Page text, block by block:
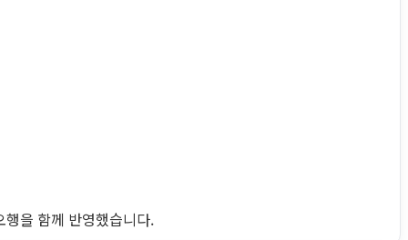
을 함께 반영했습니다.